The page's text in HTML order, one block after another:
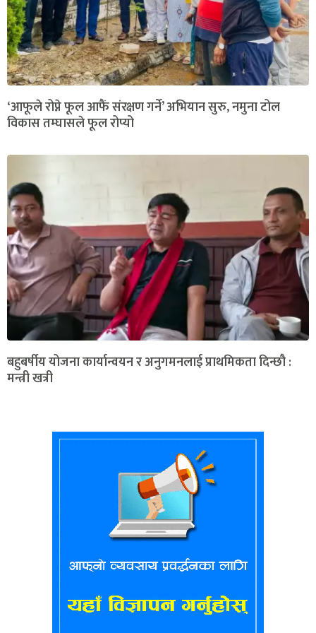
‘आफूले रोप्ने फूल आफैं संरक्षण गर्ने’ अभियान सुरु, नमुना टोल
विकास तम्घासले फूल रोप्यो
बहुबर्षीय योजना कार्यान्वयन र अनुगमनलाई प्राथमिकता दिन्छौ :
मन्त्री खत्री